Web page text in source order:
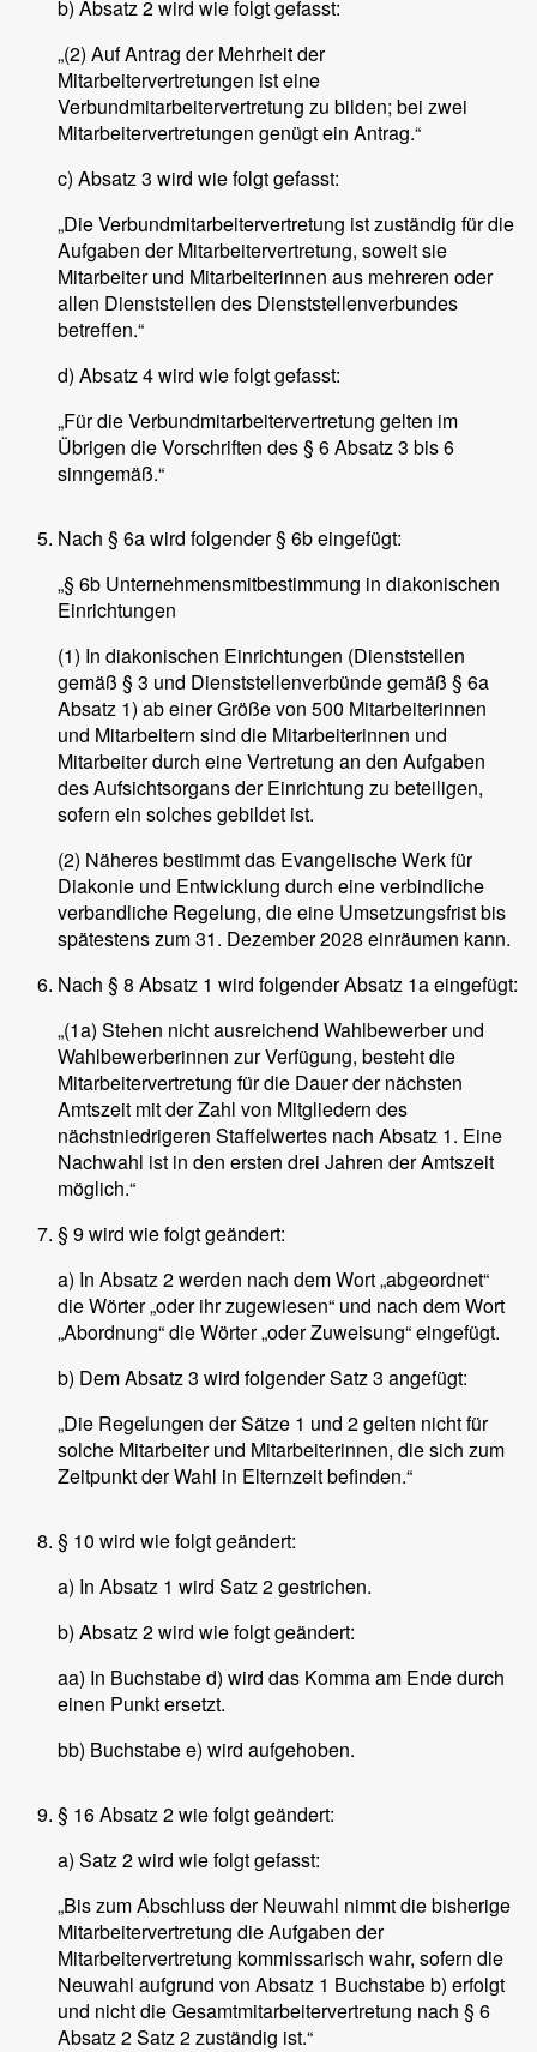
b) Absatz 2 wird wie folgt gefasst:
„(2) Auf Antrag der Mehrheit der
Mitarbeitervertretungen ist eine
Verbundmitarbeitervertretung zu bilden; bei zwei
Mitarbeitervertretungen genügt ein Antrag.“
c) Absatz 3 wird wie folgt gefasst:
„Die Verbundmitarbeitervertretung ist zuständig für die
Aufgaben der Mitarbeitervertretung, soweit sie
Mitarbeiter und Mitarbeiterinnen aus mehreren oder
allen Dienststellen des Dienststellenverbundes
betreffen.“
d) Absatz 4 wird wie folgt gefasst:
„Für die Verbundmitarbeitervertretung gelten im
Übrigen die Vorschriften des § 6 Absatz 3 bis 6
sinngemäß.“
Nach § 6a wird folgender § 6b eingefügt:
„§ 6b Unternehmensmitbestimmung in diakonischen
Einrichtungen
(1) In diakonischen Einrichtungen (Dienststellen
gemäß § 3 und Dienststellenverbünde gemäß § 6a
Absatz 1) ab einer Größe von 500 Mitarbeiterinnen
und Mitarbeitern sind die Mitarbeiterinnen und
Mitarbeiter durch eine Vertretung an den Aufgaben
des Aufsichtsorgans der Einrichtung zu beteiligen,
sofern ein solches gebildet ist.
(2) Näheres bestimmt das Evangelische Werk für
Diakonie und Entwicklung durch eine verbindliche
verbandliche Regelung, die eine Umsetzungsfrist bis
spätestens zum 31. Dezember 2028 einräumen kann.
Nach § 8 Absatz 1 wird folgender Absatz 1a eingefügt:
„(1a) Stehen nicht ausreichend Wahlbewerber und
Wahlbewerberinnen zur Verfügung, besteht die
Mitarbeitervertretung für die Dauer der nächsten
Amtszeit mit der Zahl von Mitgliedern des
nächstniedrigeren Staffelwertes nach Absatz 1. Eine
Nachwahl ist in den ersten drei Jahren der Amtszeit
möglich.“
§ 9 wird wie folgt geändert:
a) In Absatz 2 werden nach dem Wort „abgeordnet“
die Wörter „oder ihr zugewiesen“ und nach dem Wort
„Abordnung“ die Wörter „oder Zuweisung“ eingefügt.
b) Dem Absatz 3 wird folgender Satz 3 angefügt:
„Die Regelungen der Sätze 1 und 2 gelten nicht für
solche Mitarbeiter und Mitarbeiterinnen, die sich zum
Zeitpunkt der Wahl in Elternzeit befinden.“
§ 10 wird wie folgt geändert:
a) In Absatz 1 wird Satz 2 gestrichen.
b) Absatz 2 wird wie folgt geändert:
aa) In Buchstabe d) wird das Komma am Ende durch
einen Punkt ersetzt.
bb) Buchstabe e) wird aufgehoben.
§ 16 Absatz 2 wie folgt geändert:
a) Satz 2 wird wie folgt gefasst:
„Bis zum Abschluss der Neuwahl nimmt die bisherige
Mitarbeitervertretung die Aufgaben der
Mitarbeitervertretung kommissarisch wahr, sofern die
Neuwahl aufgrund von Absatz 1 Buchstabe b) erfolgt
und nicht die Gesamtmitarbeitervertretung nach § 6
Absatz 2 Satz 2 zuständig ist.“